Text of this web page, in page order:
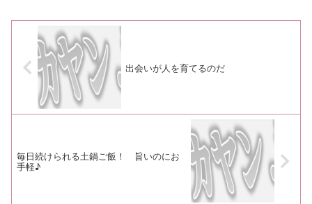
出会いが人を育てるのだ
毎日続けられる土鍋ご飯！ 旨いのにお
手軽♪